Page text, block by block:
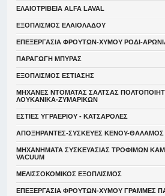
ΕΛΑΙΟΤΡΙΒΕΙΑ ALFA LAVAL
ΕΞΟΠΛΙΣΜΟΣ ΕΛΑΙΟΛΑΔΟΥ
ΕΠΕΞΕΡΓΑΣΙΑ ΦΡΟΥΤΩΝ-ΧΥΜΟΥ ΡΟΔΙ-
ΠΑΡΑΓΩΓΗ ΜΠΥΡΑΣ
ΕΞΟΠΛΙΣΜΟΣ ΕΣΤΙΑΣΗΣ
ΜΗΧΑΝΕΣ ΝΤΟΜΑΤΑΣ ΣΑΛΤΣΑΣ
ΛΟΥΚΑΝΙΚΑ-ΖΥΜΑΡΙΚΩΝ
ΕΣΤΙΕΣ ΥΓΡΑΕΡΙΟΥ - ΚΑΤΣΑΡΟΛΕΣ
ΑΠΟΞΗΡΑΝΤΕΣ-ΣΥΣΚΕΥΕΣ ΚΕΝΟΥ-ΘΑΛΑΜΟΣ
ΜΗΧΑΝΗΜΑΤΑ ΣΥΣΚΕΥΑΣΙΑΣ ΤΡΟΦΙΜΩΝ
VACUUM
ΜΕΛΙΣΣΟΚΟΜΙΚΟΣ ΕΞΟΠΛΙΣΜΟΣ
ΕΠΕΞΕΡΓΑΣΙΑ ΦΡΟΥΤΩΝ-ΧΥΜΟΥ ΓΡΑΜΜΕΣ